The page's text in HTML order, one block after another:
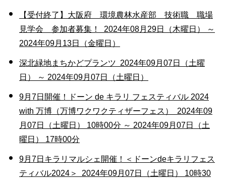
【受付終了】大阪府 環境農林水産部 技術職 職場
見学会 参加者募集！ 2024年08月29日（木曜日） ～
2024年09月13日（金曜日）
深北緑地まちかどプランツ 2024年09月07日（土曜
日） ～ 2024年09月07日（土曜日）
9月7日開催！ドーン de キラリ フェスティバル 2024
with 万博（万博ワクワクティザーフェス） 2024年09
月07日（土曜日） 10時00分 ～ 2024年09月07日（土
曜日） 17時00分
9月7日キラリマルシェ開催！＜ドーンdeキラリフェス
ティバル2024＞ 2024年09月07日（土曜日） 10時30